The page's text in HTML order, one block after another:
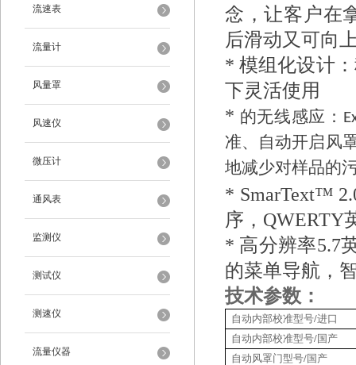
流速表
流量计
风量罩
风速仪
微压计
通风表
监测仪
测试仪
测速仪
流量仪器
念，让客户在
后滑动又可向
* 模组化设计
下灵活使用
* 的无线感应：
准、自动开启风
地减少对样品的
* SmarText™
序，QWERTY
* 高分辨率5.7
的菜单导航，
技术参数：
自动内部校准型号/进口
自动内部校准型号/国产
自动风罩门型号/国产